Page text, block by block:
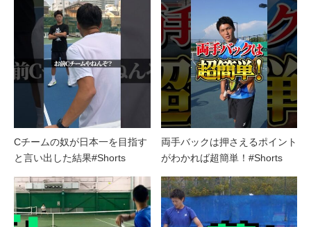
Cチームの奴が日本一を目指す
と言い出した結果#Shorts
両手バックは押さえるポイント
がわかれば超簡単！#Shorts